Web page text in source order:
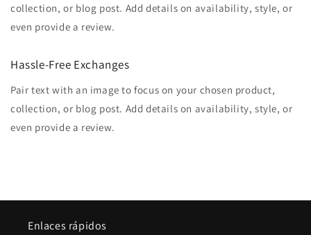
collection, or blog post. Add details on availability, style, or
even provide a review.
Hassle-Free Exchanges
Pair text with an image to focus on your chosen product,
collection, or blog post. Add details on availability, style, or
even provide a review.
Enlaces rápidos